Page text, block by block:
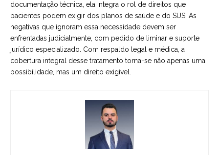
documentação técnica, ela integra o rol de direitos que
pacientes podem exigir dos planos de saúde e do SUS. As
negativas que ignoram essa necessidade devem ser
enfrentadas judicialmente, com pedido de liminar e suporte
jurídico especializado. Com respaldo legal e médica, a
cobertura integral desse tratamento torna-se não apenas uma
possibilidade, mas um direito exigível.